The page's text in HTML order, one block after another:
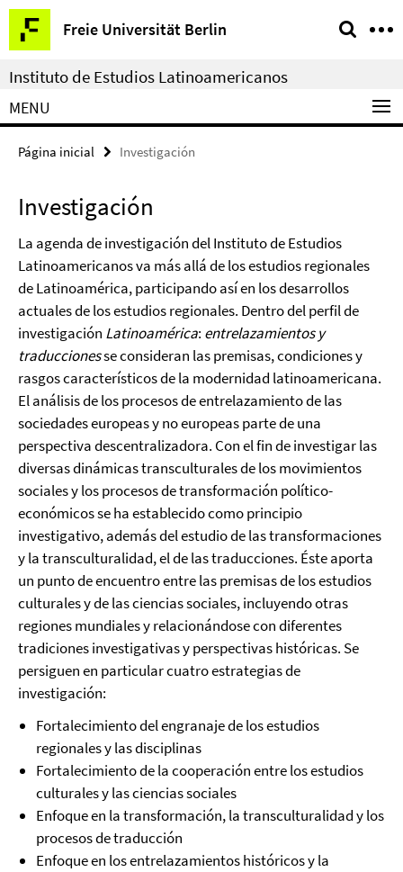
Springe
direkt
zu
Inhalt
Freie Universität Berlin
Herramientas
de
navegación
Instituto de Estudios Latinoamericanos
MENU
Página inicial Investigación
Investigación
La agenda de investigación del Instituto de Estudios
Latinoamericanos va más allá de los estudios regionales
de Latinoamérica, participando así en los desarrollos
actuales de los estudios regionales. Dentro del perfil de
investigación Latinoamérica: entrelazamientos y
traduccionesse consideran las premisas, condiciones y
rasgos característicos de la modernidad latinoamericana.
El análisis de los procesos de entrelazamiento de las
sociedades europeas y no europeas parte de una
perspectiva descentralizadora. Con el fin de investigar las
diversas dinámicas transculturales de los movimientos
sociales y los procesos de transformación político-
económicos se ha establecido como principio
investigativo, además del estudio de las transformaciones
y la transculturalidad, el de las traducciones. Éste aporta
un punto de encuentro entre las premisas de los estudios
culturales y de las ciencias sociales, incluyendo otras
regiones mundiales y relacionándose con diferentes
tradiciones investigativas y perspectivas históricas. Se
persiguen en particular cuatro estrategias de
investigación:
Fortalecimiento del engranaje de los estudios
regionales y las disciplinas
Fortalecimiento de la cooperación entre los estudios
culturales y las ciencias sociales
Enfoque en la transformación, la transculturalidad y los
procesos de traducción
Enfoque en los entrelazamientos históricos y la